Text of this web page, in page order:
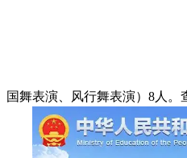
国舞表演、风行舞表演）8人。